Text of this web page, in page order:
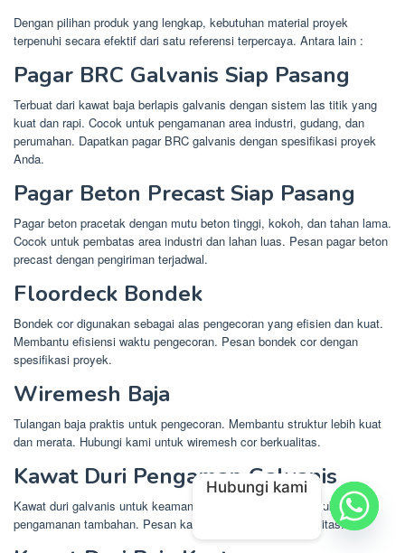
Dengan pilihan produk yang lengkap, kebutuhan material proyek
terpenuhi secara efektif dari satu referensi terpercaya. Antara lain :
Pagar BRC Galvanis Siap Pasang
Terbuat dari kawat baja berlapis galvanis dengan sistem las titik yang
kuat dan rapi. Cocok untuk pengamanan area industri, gudang, dan
perumahan. Dapatkan pagar BRC galvanis dengan spesifikasi proyek
Anda.
Pagar Beton Precast Siap Pasang
Pagar beton pracetak dengan mutu beton tinggi, kokoh, dan tahan lama.
Cocok untuk pembatas area industri dan lahan luas. Pesan pagar beton
precast dengan pengiriman terjadwal.
Floordeck Bondek
Bondek cor digunakan sebagai alas pengecoran yang efisien dan kuat.
Membantu efisiensi waktu pengecoran. Pesan bondek cor dengan
spesifikasi proyek.
Wiremesh Baja
Tulangan baja praktis untuk pengecoran. Membantu struktur lebih kuat
dan merata. Hubungi kami untuk wiremesh cor berkualitas.
Kawat Duri Pengaman Galvanis
Kawat duri galvanis untuk keamanan tambahan. Efektif untuk
pengamanan tambahan. Pesan kawat duri galvanis berkualitas.
Hubungi kami